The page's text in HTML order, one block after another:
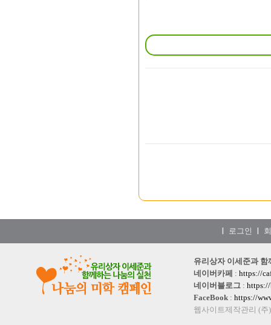
로그인
유리상자 이세준과 함
네이버카페
: https://
네이버블로그 :
FaceBook : https://
웹사이트제작관리 (